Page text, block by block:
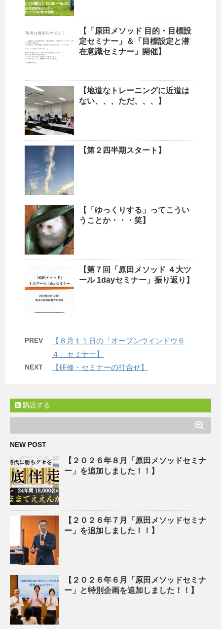
【「原田メソッド 目的・目標設
定セミナー」＆「目標設定と潜
在意識セミナー」開催】
【地道なトレーニングに近道は
ない、、、ただ、、、】
【第２四半期スタート】
【「ゆっくりする」ってこうい
うことか・・・笑】
【第７回「原田メソッド ４大ツ
ール 1dayセミナー」振り返り】
PREV
【８月１１日の「オープンウインドウ６
４」セミナー】
NEXT 【研修・セミナーの打合せ】
購読する
NEW POST
【２０２６年８月「原田メソッドセミナ
ー」を追加しました！！】
【２０２６年７月「原田メソッドセミナ
ー」を追加しました！！】
【２０２６年６月「原田メソッドセミナ
ー」と特別企画を追加しました！！】